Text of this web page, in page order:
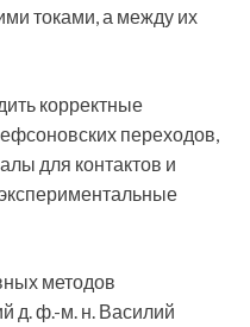
токами, а между их
корректные
переходов,
для контактов и
методов
д. ф.-м. н. Василий